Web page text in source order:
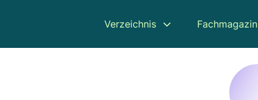
Verzeichnis Fachmagazin